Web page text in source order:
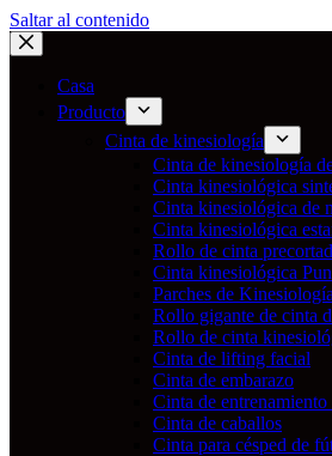
Saltar al contenido
Casa
Producto
Cinta de kinesiología
Cinta de kinesiología
Cinta kinesiológica
Cinta kinesiológica de
Cinta kinesiológica
Rollo de cinta
Cinta kinesiológica
Parches de Kinesiología
Rollo gigante de cinta
Rollo de cinta
Cinta de lifting facial
Cinta de embarazo
Cinta de entrenamiento
Cinta de caballos
Cinta para césped de